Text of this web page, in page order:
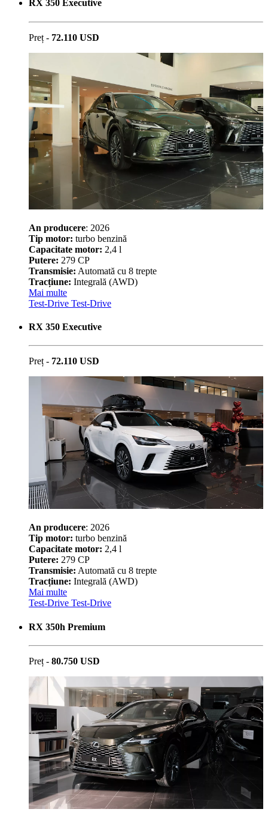
RX 350 Executive
Preț - 72.110 USD
An producere: 2026
Tip motor: turbo benzină
Capacitate motor: 2,4 l
Putere: 279 CP
Transmisie: Automată cu 8 trepte
Tracțiune: Integrală (AWD)
Mai multe
Test-Drive Test-Drive
RX 350 Executive
Preț - 72.110 USD
An producere: 2026
Tip motor: turbo benzină
Capacitate motor: 2,4 l
Putere: 279 CP
Transmisie: Automată cu 8 trepte
Tracțiune: Integrală (AWD)
Mai multe
Test-Drive Test-Drive
RX 350h Premium
Preț - 80.750 USD